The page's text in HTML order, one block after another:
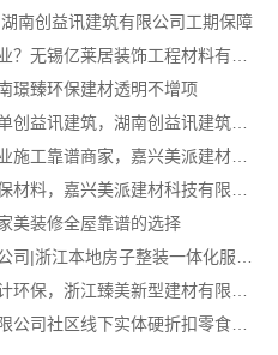
南创益讯建筑有限公司工期保障
璟臻环保建材透明不增项
本地全案设计预算清单创益讯建筑，湖南创益讯建筑有限公司
嘉兴本地家装服务专业施工靠谱商家，嘉兴美派建材科技有限公司
美装修全屋靠谱的选择
河南零百味供应链有限公司社区线下实体硬折扣零食铺全域盈利